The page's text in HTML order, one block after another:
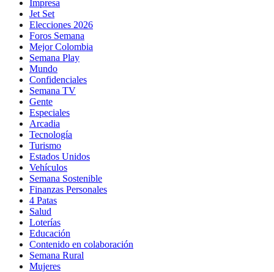
Impresa
Jet Set
Elecciones 2026
Foros Semana
Mejor Colombia
Semana Play
Mundo
Confidenciales
Semana TV
Gente
Especiales
Arcadia
Tecnología
Turismo
Estados Unidos
Vehículos
Semana Sostenible
Finanzas Personales
4 Patas
Salud
Loterías
Educación
Contenido en colaboración
Semana Rural
Mujeres